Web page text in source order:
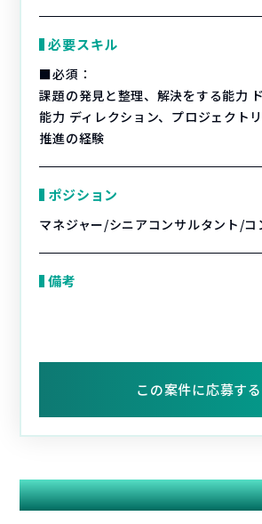
必要スキル
■必須：
課題の発見と整理、解決をする能力
能力 ディレクション、プロジェクト
推進の経験
ポジション
マネジャー/シニアコンサルタント/コ
備考
この案件に応募する
関連する案